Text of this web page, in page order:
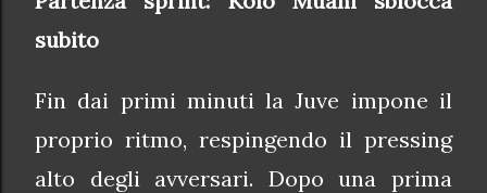
subito
Fin dai primi minuti la Juve impone il
proprio ritmo, respingendo il pressing
alto degli avversari. Dopo una prima